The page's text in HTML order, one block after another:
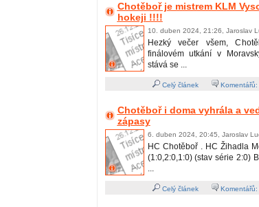
Chotěboř je mistrem KLM
hokeji !!!!
10. duben 2024, 21:26, Jaroslav
Hezký večer všem,
finálovém utkání v
stává se ...
Celý článek Komentářů:
Chotěboř i doma vyhrála a
zápasy
6. duben 2024, 20:45, Jaroslav
HC Chotěboř . HC Žihadla
(1:0,2:0,1:0) (stav série 2:0)
...
Celý článek Komentářů: